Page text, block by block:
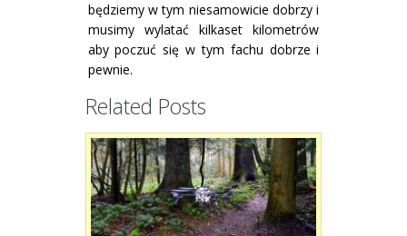
będziemy w tym niesamowicie dobrzy i
musimy wylatać kilkaset kilometrów
aby poczuć się w tym fachu dobrze i
pewnie.
Related Posts